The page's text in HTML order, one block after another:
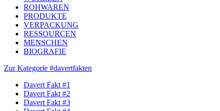
ROHWAREN
PRODUKTE
VERPACKUNG
RESSOURCEN
MENSCHEN
BIOGRAFIE
Zur Kategorie #davertfakten
Davert Fakt #1
Davert Fakt #2
Davert Fakt #3